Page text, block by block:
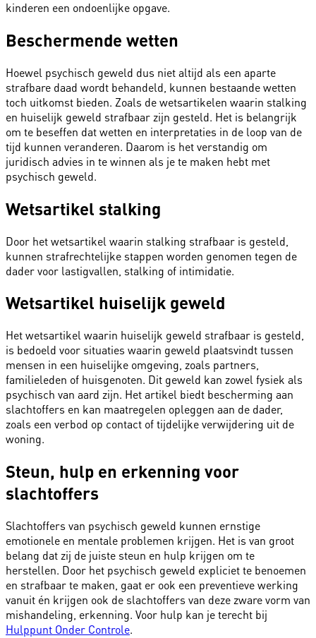
kinderen een ondoenlijke opgave.
Beschermende wetten
Hoewel psychisch geweld dus niet altijd als een aparte
strafbare daad wordt behandeld, kunnen bestaande wetten
toch uitkomst bieden. Zoals de wetsartikelen waarin stalking
en huiselijk geweld strafbaar zijn gesteld. Het is belangrijk
om te beseffen dat wetten en interpretaties in de loop van de
tijd kunnen veranderen. Daarom is het verstandig om
juridisch advies in te winnen als je te maken hebt met
psychisch geweld.
Wetsartikel stalking
Door het wetsartikel waarin stalking strafbaar is gesteld,
kunnen strafrechtelijke stappen worden genomen tegen de
dader voor lastigvallen, stalking of intimidatie.
Wetsartikel huiselijk geweld
Het wetsartikel waarin huiselijk geweld strafbaar is gesteld,
is bedoeld voor situaties waarin geweld plaatsvindt tussen
mensen in een huiselijke omgeving, zoals partners,
familieleden of huisgenoten. Dit geweld kan zowel fysiek als
psychisch van aard zijn. Het artikel biedt bescherming aan
slachtoffers en kan maatregelen opleggen aan de dader,
zoals een verbod op contact of tijdelijke verwijdering uit de
woning.
Steun, hulp en erkenning voor
slachtoffers
Slachtoffers van psychisch geweld kunnen ernstige
emotionele en mentale problemen krijgen. Het is van groot
belang dat zij de juiste steun en hulp krijgen om te
herstellen. Door het psychisch geweld expliciet te benoemen
en strafbaar te maken, gaat er ook een preventieve werking
vanuit én krijgen ook de slachtoffers van deze zware vorm van
mishandeling, erkenning. Voor hulp kan je terecht bij
Hulppunt Onder Controle.